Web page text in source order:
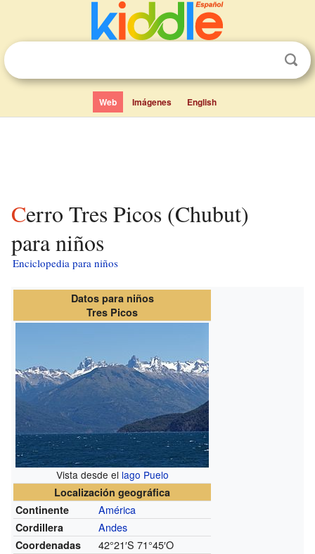
Web Imágenes English
Cerro Tres Picos (Chubut)
para niños
Enciclopedia para niños
Datos para niños
Tres Picos
Vista desde el lago Puelo
Localización geográfica
Continente
América
Cordillera Andes
Coordenadas 42°21′S 71°45′O